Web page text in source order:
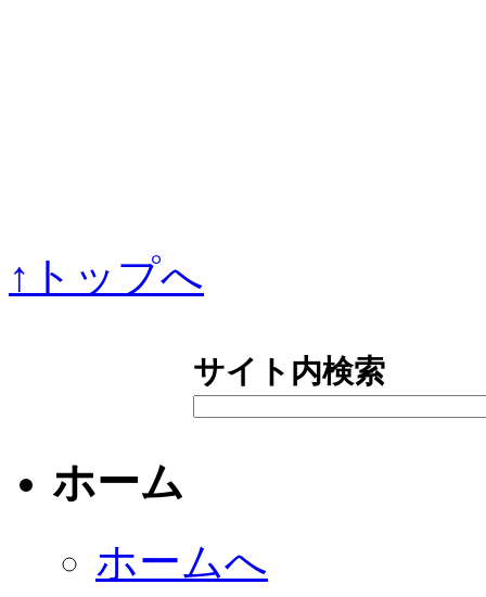
↑トップへ
サイト内検索
ホーム
ホームへ